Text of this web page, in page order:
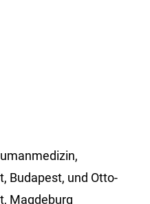
Budapest, und Otto-
Magdeburg